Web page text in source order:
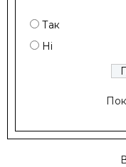
Так
Ні